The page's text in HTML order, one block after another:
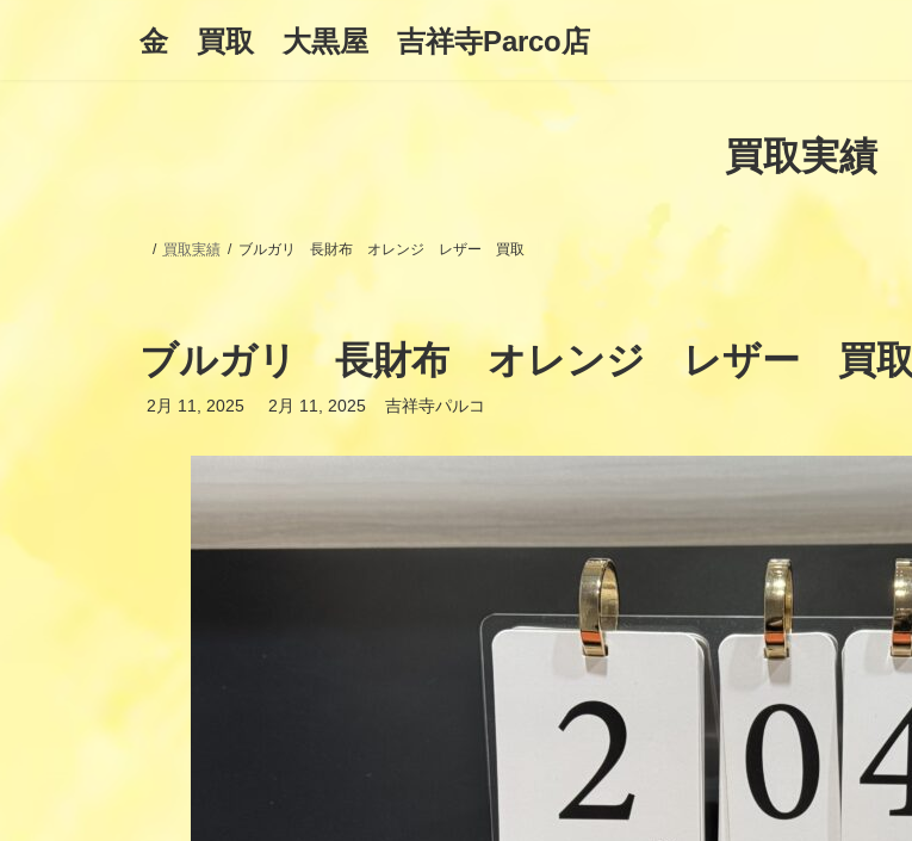
金 買取 大黒屋 吉祥寺Parco店
買取実績
買取実績 ブルガリ 長財布 オレンジ レザー 買取
ブルガリ 長財布 オレンジ レザー 買取
2月 11, 2025
最
2月 11, 2025 吉祥寺パルコ